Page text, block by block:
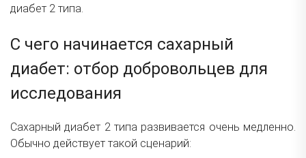
диабет 2 типа.
С чего начинается сахарный
диабет: отбор добровольцев для
исследования
Сахарный диабет 2 типа развивается очень медленно.
Обычно действует такой сценарий: